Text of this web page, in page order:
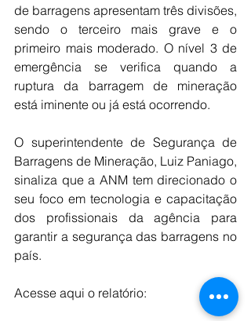
de barragens apresentam três divisões,
sendo o terceiro mais grave e o
primeiro mais moderado. O nível 3 de
emergência se verifica quando a
ruptura da barragem de mineração
está iminente ou já está ocorrendo.
O superintendente de Segurança de
Barragens de Mineração, Luiz Paniago,
sinaliza que a ANM tem direcionado o
seu foco em tecnologia e capacitação
dos profissionais da agência para
garantir a segurança das barragens no
país.
Acesse aqui o relatório: